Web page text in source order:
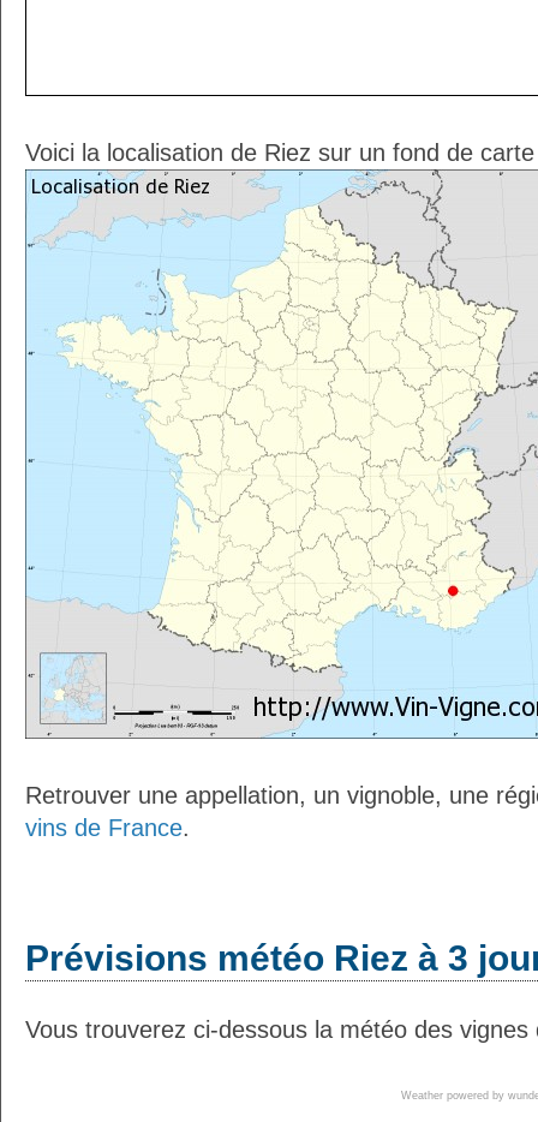
Voici la localisation de Riez sur un fond de
Retrouver une appellation, un vignoble, une
vins de France.
Prévisions météo Riez à 3
Vous trouverez ci-dessous la météo des
Weather powered by